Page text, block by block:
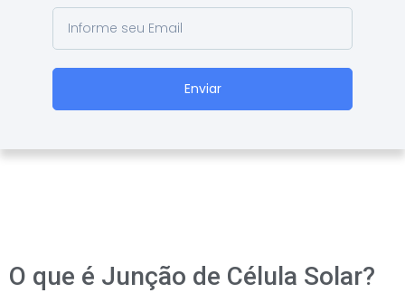
Enviar
O que é Junção de Célula Solar?